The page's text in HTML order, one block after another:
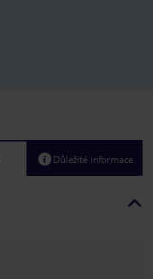
Důležité informace